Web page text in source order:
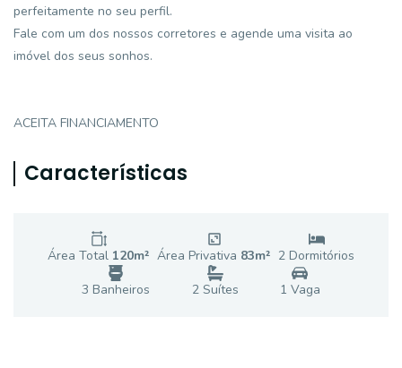
perfeitamente no seu perfil.
Fale com um dos nossos corretores e agende uma visita ao
imóvel dos seus sonhos.
ACEITA FINANCIAMENTO
Características
Área Total 120m² Área Privativa 83m² 2 Dormitórios
3 Banheiros 2Suítes 1 Vaga